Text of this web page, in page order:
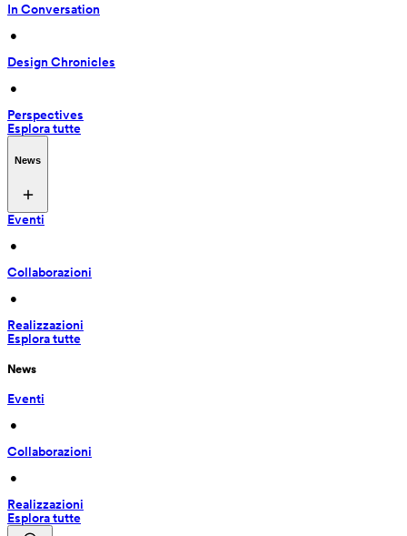
In Conversation
•
Design Chronicles
•
Perspectives
Esplora tutte
News
Eventi
•
Collaborazioni
•
Realizzazioni
Esplora tutte
News
Eventi
•
Collaborazioni
•
Realizzazioni
Esplora tutte